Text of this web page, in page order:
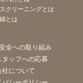
クリーニングとは
とは
全への取り組み
タッフへの応募
社について